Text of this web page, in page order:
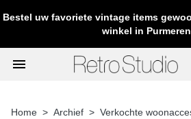
Bestel uw favoriete vintage items
winkel in
menu
Home Archief Verkochte